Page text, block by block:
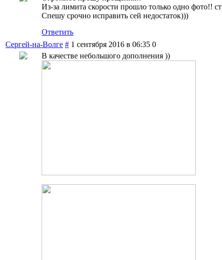
Из-за лимита скорости прошло только одно фото!!
Спешу срочно исправить сей недостаток)))
Ответить
Сергей-на-Волге # 1 сентября 2016 в 06:35 0
В качестве небольшого дополнения ))